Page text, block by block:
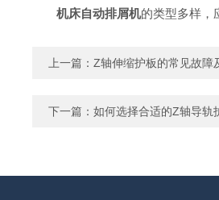
机床自动排屑机的类型多样，
上一篇： Z轴伸缩护板的常见故障
下一篇： 如何选择合适的Z轴导轨